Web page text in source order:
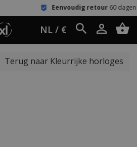
Eenvoudig retour60 dagen bedenktijd
NL / €
Terug naar Kleurrijke horloges